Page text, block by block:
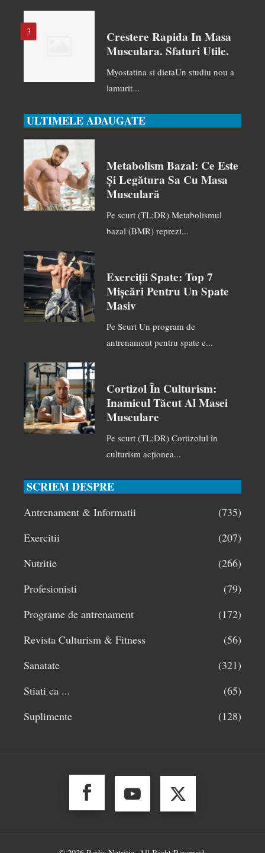
3
Crestere Rapida In Masa
Musculara. Sfaturi Utile.
Myostatina si dietaUn studiu nou a
lamurit...
ULTIMELE ADAUGATE
Metabolism Bazal: Ce Este
Și Legătura Sa Cu Masa
Musculară
Pe scurt (TL;DR) Metabolismul
bazal (BMR) reprezi...
Exerciții Spate: Top 7
Mișcări Pentru Un Spate
Masiv
Pe Scurt Un program de
antrenament pentru spate e...
Cortizol În Culturism:
Inamicul Tăcut Al Masei
Musculare
Pe scurt (TL;DR) Cortizolul în
culturism acționea...
SCRIEM DESPRE
Antrenament & Informatii
(735)
Exercitii
(207)
Nutritie
(266)
Profesionisti
(79)
Programe de antrenament
(172)
Revista Culturism & Fitness
(56)
Sanatate
(321)
Stiati ca ...
(65)
Suplimente
(128)